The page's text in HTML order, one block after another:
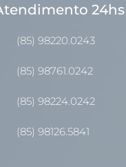
24hs
(85) 98220.0243
(85) 98761.0242
(85) 98224.0242
(85) 98126.5841